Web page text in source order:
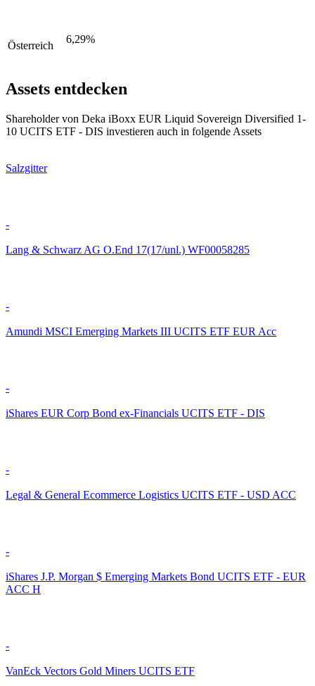
Österreich
6,29%
Assets entdecken
Shareholder von Deka iBoxx EUR Liquid Sovereign Diversified 1-
10 UCITS ETF - DIS investieren auch in folgende Assets
Salzgitter
-
Lang & Schwarz AG O.End 17(17/unl.) WF00058285
-
Amundi MSCI Emerging Markets III UCITS ETF EUR Acc
-
iShares EUR Corp Bond ex-Financials UCITS ETF - DIS
-
Legal & General Ecommerce Logistics UCITS ETF - USD ACC
-
iShares J.P. Morgan $ Emerging Markets Bond UCITS ETF - EUR
ACC H
-
VanEck Vectors Gold Miners UCITS ETF